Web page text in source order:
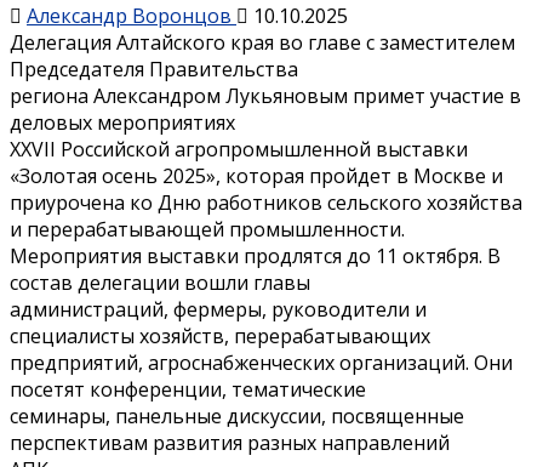
Александр Воронцов
10.10.2025
Делегация Алтайского края во главе с заместителем
Председателя Правительства
региона Александром Лукьяновым примет участие в
деловых мероприятиях
XXVII Российской агропромышленной выставки
«Золотая осень 2025», которая пройдет в Москве и
приурочена ко Дню работников сельского хозяйства
и перерабатывающей промышленности.
Мероприятия выставки продлятся до 11 октября. В
состав делегации вошли главы
администраций, фермеры, руководители и
специалисты хозяйств, перерабатывающих
предприятий, агроснабженческих организаций. Они
посетят конференции, тематические
семинары, панельные дискуссии, посвященные
перспективам развития разных направлений